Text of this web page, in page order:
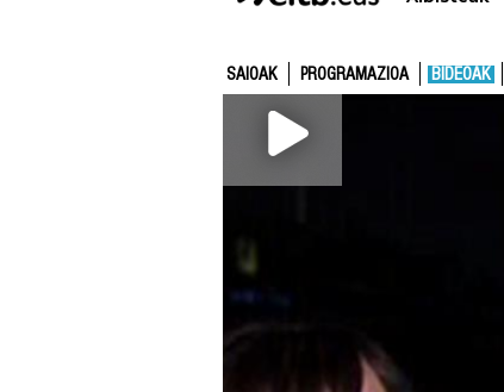
SAIOAK PROGRAMAZIOA BIDEOAK